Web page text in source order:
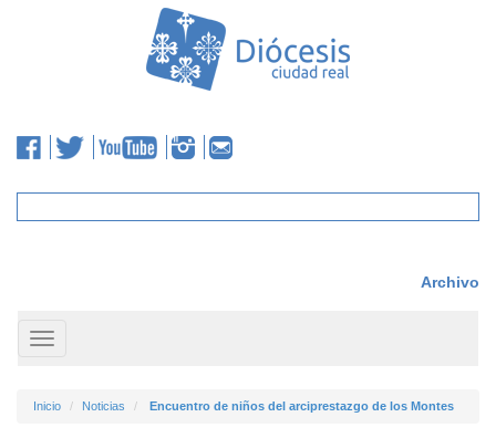
Archivo
Toggle
navigation
Inicio Noticias Encuentro de niños del arciprestazgo de los Montes